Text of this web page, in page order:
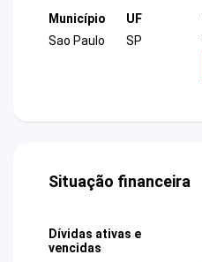
Município
Sao Paulo
UF
SP
Situação financeira
Dívidas ativas e
vencidas